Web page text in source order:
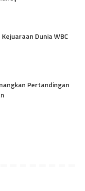
Dunia WBC
Pertandingan